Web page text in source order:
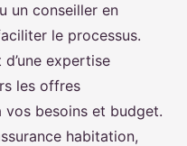
un conseiller en
le processus.
expertise
les offres
besoins et budget.
habitation,